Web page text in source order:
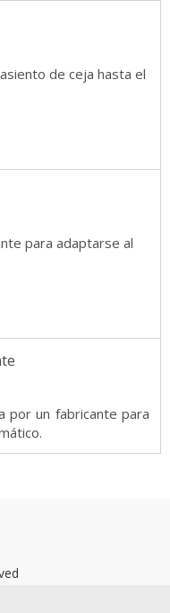
de ceja hasta el
para adaptarse al
por un fabricante para